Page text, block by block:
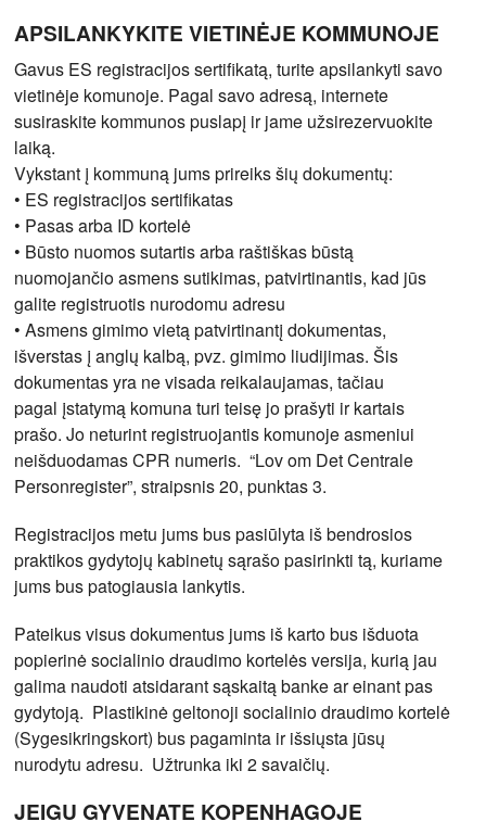
APSILANKYKITE VIETINĖJE KOMMUNOJE
Gavus ES registracijos sertifikatą, turite apsilankyti savo
vietinėje komunoje. Pagal savo adresą, internete
susiraskite kommunos puslapį ir jame užsirezervuokite
laiką.
Vykstant į kommuną jums prireiks šių dokumentų:
• ES registracijos sertifikatas
• Pasas arba ID kortelė
• Būsto nuomos sutartis arba raštiškas būstą
nuomojančio asmens sutikimas, patvirtinantis, kad jūs
galite registruotis nurodomu adresu
• Asmens gimimo vietą patvirtinantį dokumentas,
išverstas į anglų kalbą, pvz. gimimo liudijimas. Šis
dokumentas yra ne visada reikalaujamas, tačiau
pagal įstatymą komuna turi teisę jo prašyti ir kartais
prašo. Jo neturint registruojantis komunoje asmeniui
neišduodamas CPR numeris. “Lov om Det Centrale
Personregister”, straipsnis 20, punktas 3.
Registracijos metu jums bus pasiūlyta iš bendrosios
praktikos gydytojų kabinetų sąrašo pasirinkti tą, kuriame
jums bus patogiausia lankytis.
Pateikus visus dokumentus jums iš karto bus išduota
popierinė socialinio draudimo kortelės versija, kurią jau
galima naudoti atsidarant sąskaitą banke ar einant pas
gydytoją. Plastikinė geltonoji socialinio draudimo kortelė
(Sygesikringskort) bus pagaminta ir išsiųsta jūsų
nurodytu adresu. Užtrunka iki 2 savaičių.
JEIGU GYVENATE KOPENHAGOJE